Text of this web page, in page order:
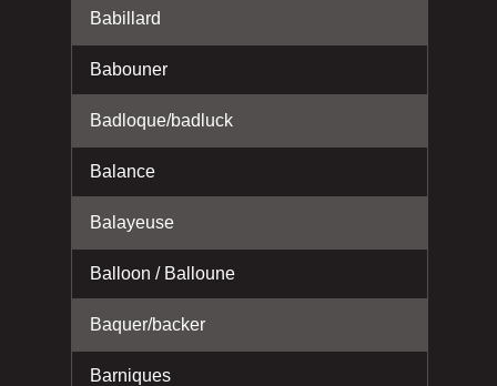
Babillard
Babouner
Badloque/badluck
Balance
Balayeuse
Balloon / Balloune
Baquer/backer
Barniques